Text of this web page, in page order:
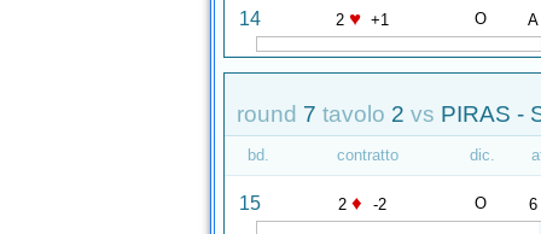
14 2 ♥ +1 O A
round 7 tavolo 2 vs PIRAS -
bd. contratto dic.
15 2 ♦ -2 O 6